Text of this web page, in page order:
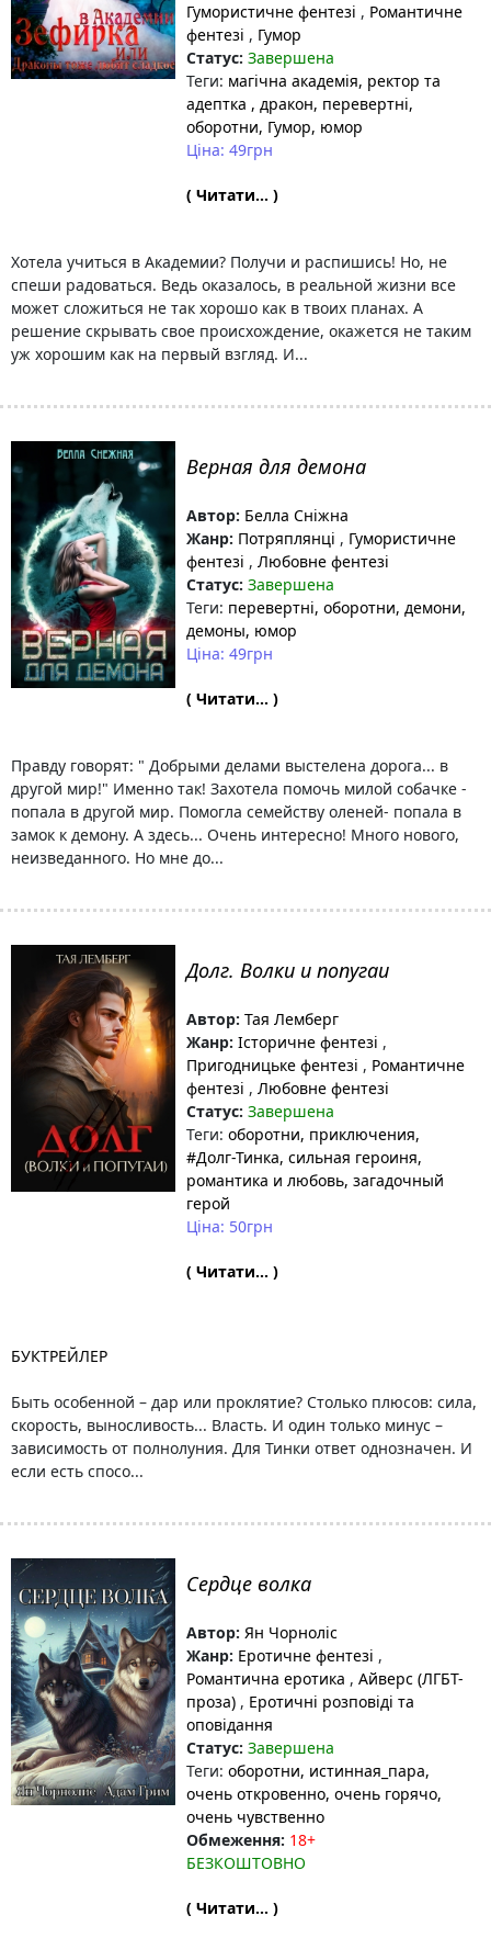
Гумористичне фентезі , Романтичне
фентезі , Гумор
Статус: Завершена
Теги: магічна академія, ректор та
адептка , дракон, перевертні,
оборотни, Гумор, юмор
Ціна: 49грн
( Читати... )
Хотела учиться в Академии? Получи и распишись! Но, не
спеши радоваться. Ведь оказалось, в реальной жизни все
может сложиться не так хорошо как в твоих планах. А
решение скрывать свое происхождение, окажется не таким
уж хорошим как на первый взгляд. И...
Верная для демона
Автор: Белла Сніжна
Жанр: Потряплянці , Гумористичне
фентезі , Любовне фентезі
Статус: Завершена
Теги: перевертні, оборотни, демони,
демоны, юмор
Ціна: 49грн
( Читати... )
Правду говорят: " Добрыми делами выстелена дорога... в
другой мир!" Именно так! Захотела помочь милой собачке -
попала в другой мир. Помогла семейству оленей- попала в
замок к демону. А здесь... Очень интересно! Много нового,
неизведанного. Но мне до...
Долг. Волки и попугаи
Автор: Тая Лемберг
Жанр: Історичне фентезі ,
Пригодницьке фентезі , Романтичне
фентезі , Любовне фентезі
Статус: Завершена
Теги: оборотни, приключения,
#Долг-Тинка, сильная героиня,
романтика и любовь, загадочный
герой
Ціна: 50грн
( Читати... )
БУКТРЕЙЛЕР
Быть особенной – дар или проклятие? Столько плюсов: сила,
скорость, выносливость... Власть. И один только минус –
зависимость от полнолуния. Для Тинки ответ однозначен. И
если есть спосо...
Сердце волка
Автор: Ян Чорноліс
Жанр: Еротичне фентезі ,
Романтична еротика , Айверс (ЛГБТ-
проза) , Еротичні розповіді та
оповідання
Статус: Завершена
Теги: оборотни, истинная_пара,
очень откровенно, очень горячо,
очень чувственно
Обмеження: 18+
БЕЗКОШТОВНО
( Читати... )